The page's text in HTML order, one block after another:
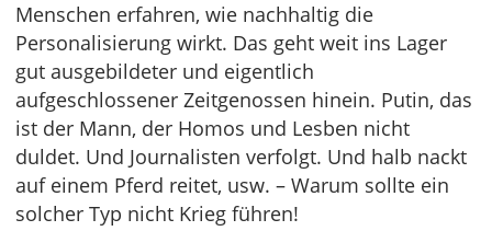
Menschen erfahren, wie nachhaltig die
Personalisierung wirkt. Das geht weit ins Lager
gut ausgebildeter und eigentlich
aufgeschlossener Zeitgenossen hinein. Putin, das
ist der Mann, der Homos und Lesben nicht
duldet. Und Journalisten verfolgt. Und halb nackt
auf einem Pferd reitet, usw. – Warum sollte ein
solcher Typ nicht Krieg führen!